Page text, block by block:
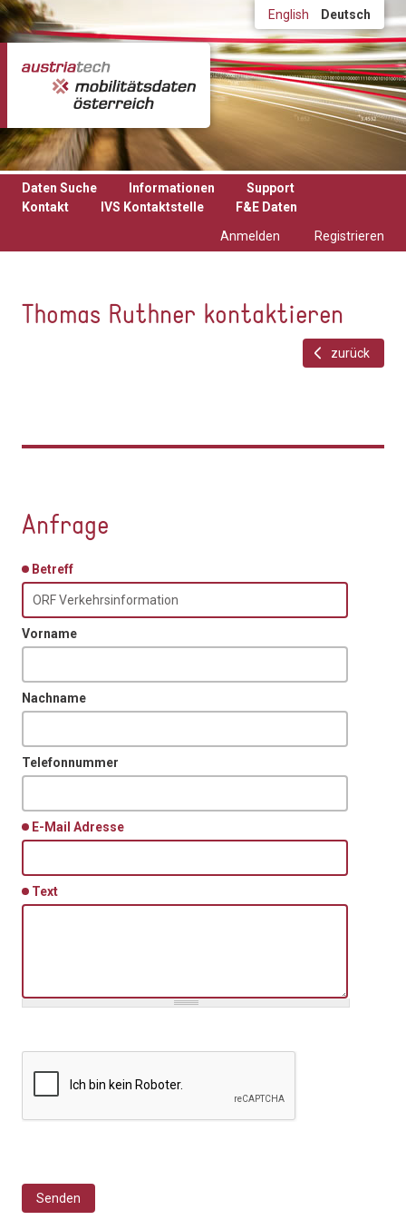
Direkt zum Inhalt English Deutsch
Daten Suche Informationen
Support
Kontakt
IVS Kontaktstelle
F&E Daten
Anmelden
Registrieren
Thomas Ruthner kontaktieren
zurück
Anfrage
Betreff
Vorname
Nachname
Telefonnummer
E-Mail Adresse
Text